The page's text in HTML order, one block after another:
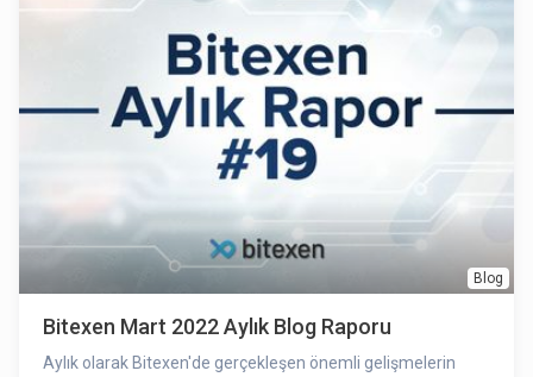
Blog
Bitexen Mart 2022 Aylık Blog Raporu
Aylık olarak Bitexen'de gerçekleşen önemli gelişmelerin